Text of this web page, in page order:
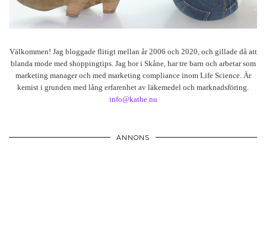
Välkommen! Jag bloggade flitigt mellan år 2006 och 2020, och gillade då att
blanda mode med shoppingtips. Jag bor i Skåne, har tre barn och arbetar som
marketing manager och med marketing compliance inom Life Science. Är
kemist i grunden med lång erfarenhet av läkemedel och marknadsföring.
info@kathe.nu
ANNONS